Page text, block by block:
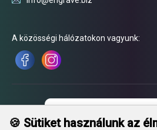
A közösségi hálózatokon vagyunk:
🍪 Sütiket használunk az